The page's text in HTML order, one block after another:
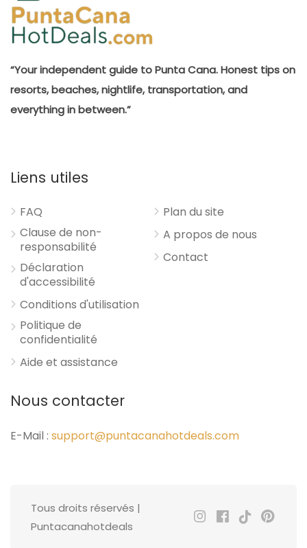
“Your independent guide to Punta Cana. Honest tips on
resorts, beaches, nightlife, transportation, and
everything in between.”
Liens utiles
FAQ
Clause de non-
responsabilité
Déclaration
d'accessibilité
Conditions d'utilisation
Politique de
confidentialité
Aide et assistance
Plan du site
A propos de nous
Contact
Nous contacter
E-Mail : support@puntacanahotdeals.com
Tous droits réservés |
Puntacanahotdeals